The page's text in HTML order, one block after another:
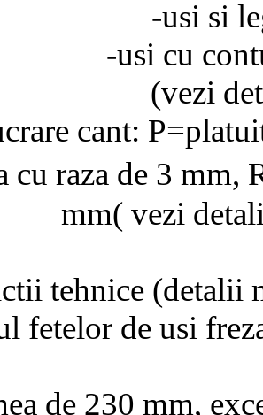
-usi si
-usi cu
(vezi
cant:
cu raza de 3
mm( vezi
tehnice (detalii
fetelor de usi
de 230 mm,